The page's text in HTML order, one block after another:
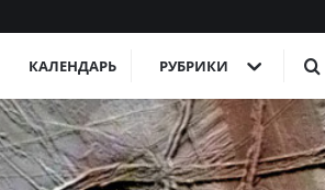
КАЛЕНДАРЬ РУБРИКИ